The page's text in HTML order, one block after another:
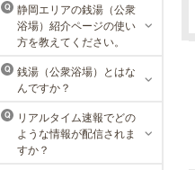
メンズリゼクリニック 名古屋
栄院
東京メンズリゼクリニックの永久脱
毛が全国で受けられます。多くの男
性患者様にご支持頂き、新宿1院か
ら始まったメンズリゼクリニック
が、現在では提携院含め全国10院を
展開するクリニックになりました。
Q
静岡エリアの銭湯（公衆
浴場）紹介ページの使い
方を教えてください。
Q
銭湯（公衆浴場）とはな
んですか？
Q
リアルタイム速報でどの
ような情報が配信されま
すか？